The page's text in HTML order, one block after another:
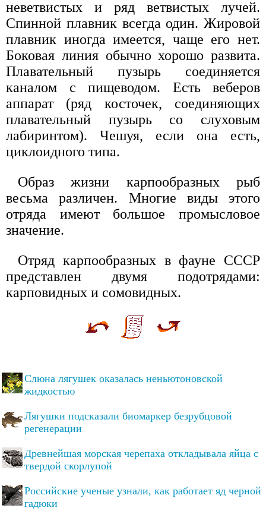
неветвистых и ряд ветвистых лучей.
Спинной плавник всегда один. Жировой
плавник иногда имеется, чаще его нет.
Боковая линия обычно хорошо развита.
Плавательный пузырь соединяется
каналом с пищеводом. Есть веберов
аппарат (ряд косточек, соединяющих
плавательный пузырь со слуховым
лабиринтом). Чешуя, если она есть,
циклоидного типа.
Образ жизни карпообразных рыб
весьма различен. Многие виды этого
отряда имеют большое промысловое
значение.
Отряд карпообразных в фауне СССР
представлен двумя подотрядами:
карповидных и сомовидных.
Слюна лягушек оказалась неньютоновской
жидкостью
Лягушки подсказали биомаркер безрубцовой
регенерации
Древнейшая морская черепаха откладывала яйца с
твердой скорлупой
Российские ученые узнали, как работает яд черной
гадюки